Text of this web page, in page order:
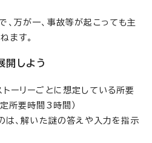
、万が一、事故等が起こっても主
ます。
開しよう
ーリーごとに想定している所要
所要時間3時間）
、解いた謎の答えや入力を指示